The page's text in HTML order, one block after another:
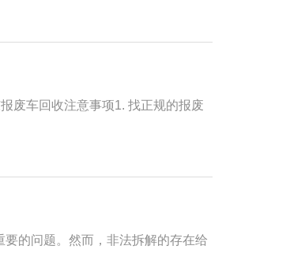
废车回收注意事项1. 找正规的报废
的问题。然而，非法拆解的存在给